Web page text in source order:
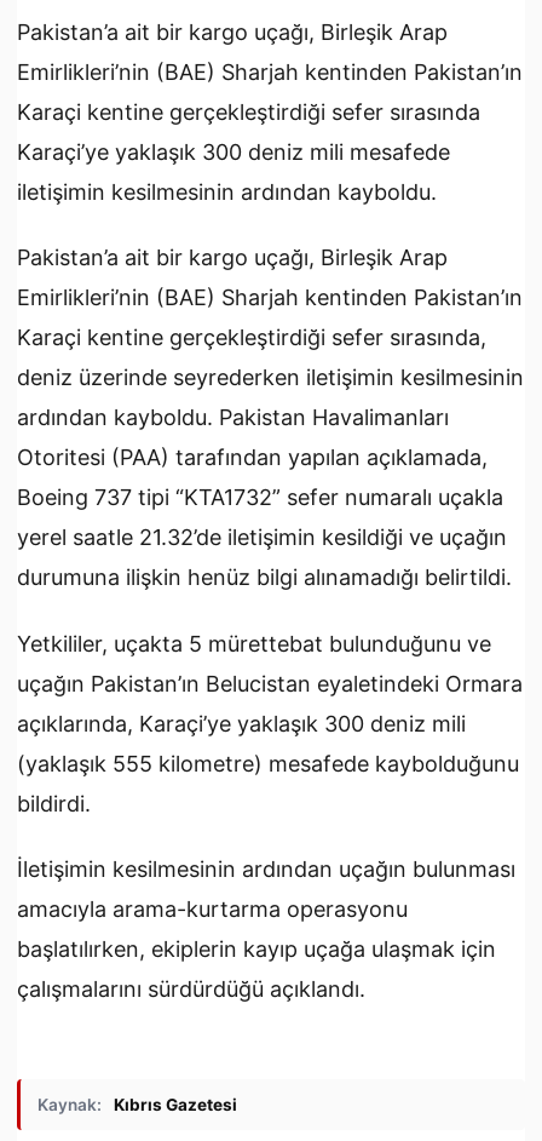
Pakistan’a ait bir kargo uçağı, Birleşik Arap
Emirlikleri’nin (BAE) Sharjah kentinden Pakistan’ın
Karaçi kentine gerçekleştirdiği sefer sırasında
Karaçi’ye yaklaşık 300 deniz mili mesafede
iletişimin kesilmesinin ardından kayboldu.
Pakistan’a ait bir kargo uçağı, Birleşik Arap
Emirlikleri’nin (BAE) Sharjah kentinden Pakistan’ın
Karaçi kentine gerçekleştirdiği sefer sırasında,
deniz üzerinde seyrederken iletişimin kesilmesinin
ardından kayboldu. Pakistan Havalimanları
Otoritesi (PAA) tarafından yapılan açıklamada,
Boeing 737 tipi “KTA1732” sefer numaralı uçakla
yerel saatle 21.32’de iletişimin kesildiği ve uçağın
durumuna ilişkin henüz bilgi alınamadığı belirtildi.
Yetkililer, uçakta 5 mürettebat bulunduğunu ve
uçağın Pakistan’ın Belucistan eyaletindeki Ormara
açıklarında, Karaçi’ye yaklaşık 300 deniz mili
(yaklaşık 555 kilometre) mesafede kaybolduğunu
bildirdi.
İletişimin kesilmesinin ardından uçağın bulunması
amacıyla arama-kurtarma operasyonu
başlatılırken, ekiplerin kayıp uçağa ulaşmak için
çalışmalarını sürdürdüğü açıklandı.
Kaynak: Kıbrıs Gazetesi